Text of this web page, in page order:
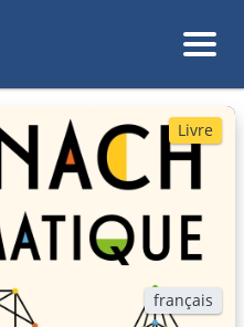
Livre
français